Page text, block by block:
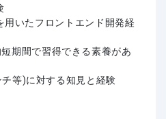
いたフロントエンド開発経
期間で習得できる素養があ
等)に対する知見と経験